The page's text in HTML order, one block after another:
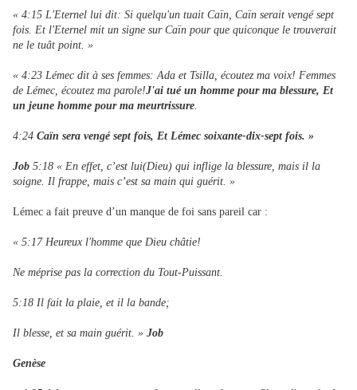
« 4:15 L'Eternel lui dit: Si quelqu'un tuait Caïn, Caïn serait vengé sept
fois. Et l'Eternel mit un signe sur Caïn pour que quiconque le trouverait
ne le tuât point. »
« 4:23 Lémec dit à ses femmes: Ada et Tsilla, écoutez ma voix! Femmes
de Lémec, écoutez ma parole!J'ai tué un homme pour ma blessure, Et
un jeune homme pour ma meurtrissure
4:24 Caïn sera vengé sept fois, Et Lémec soixante-dix-sept fois. »
Job 5:18 « En effet, c’est lui(Dieu) qui inflige la blessure, mais il la
soigne. Il frappe, mais c’est sa main qui guérit. »
Lémec a fait preuve d’un manque de foi sans pareil car :
« 5:17 Heureux l'homme que Dieu châtie!
Ne méprise pas la correction du Tout-Puissant.
5:18 Il fait la plaie, et il la bande;
Il blesse, et sa main guérit. » Job
Genèse